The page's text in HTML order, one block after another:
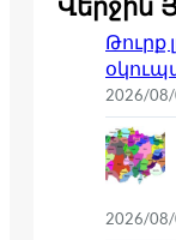
Վերջին
Թուրք
2026/
2026/